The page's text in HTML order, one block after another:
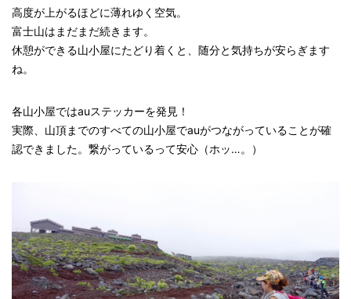
高度が上がるほどに薄れゆく空気。
富士山はまだまだ続きます。
休憩ができる山小屋にたどり着くと、随分と気持ちが安らぎます
ね。
各山小屋ではauステッカーを発見！
実際、山頂までのすべての山小屋でauがつながっていることが確
認できました。繋がっているって安心（ホッ…。）